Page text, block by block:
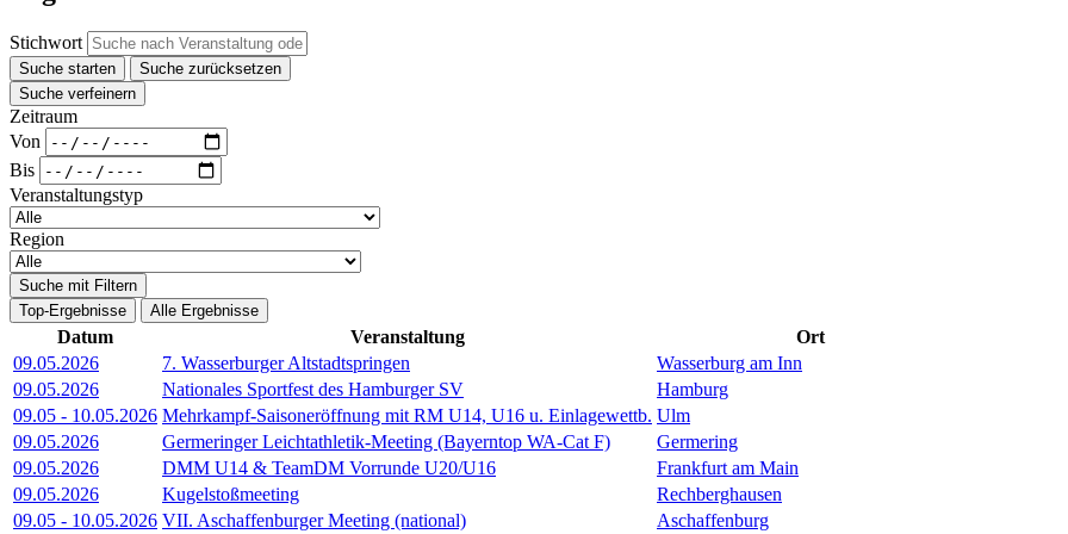
Stichwort
Suche starten
Suche zurücksetzen
Suche verfeinern
Zeitraum
Von
Bis
Veranstaltungstyp
Region
Suche mit Filtern
Top-Ergebnisse
Alle Ergebnisse
Datum Veranstaltung
Ort
09.05.2026
7. Wasserburger Altstadtspringen
Wasserburg am Inn
09.05.2026
Nationales Sportfest des Hamburger SV
Hamburg
09.05 - 10.05.2026 Mehrkampf-Saisoneröffnung mit RM U14, U16 u. Einlagewettb. Ulm
09.05.2026
Germeringer Leichtathletik-Meeting (Bayerntop WA-Cat F)
Germering
09.05.2026
DMM U14 & TeamDM Vorrunde U20/U16
Frankfurt am Main
09.05.2026
Kugelstoßmeeting
Rechberghausen
09.05 - 10.05.2026 VII. Aschaffenburger Meeting (national) Aschaffenburg